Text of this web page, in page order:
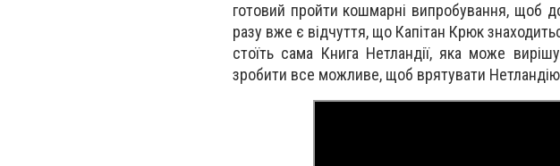
готовий пройти кошмарні випробування, щоб
разу вже є відчуття, що Капітан Крюк
стоїть сама Книга Нетландії, яка може
зробити все можливе, щоб врятувати